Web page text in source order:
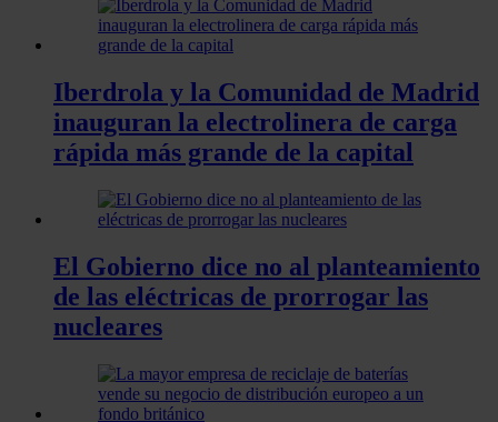
Iberdrola y la Comunidad de Madrid
inauguran la electrolinera de carga
rápida más grande de la capital
El Gobierno dice no al planteamiento
de las eléctricas de prorrogar las
nucleares